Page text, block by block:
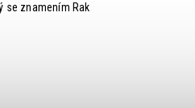
se znamením Rak